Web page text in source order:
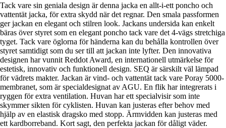
Tack vare sin geniala design är denna jacka en allt-i-ett poncho och
vattentät jacka, för extra skydd när det regnar. Den smala passformen
ger jackan en elegant och stilren look. Jackans undersida kan enkelt
bäras över styret som en elegant poncho tack vare det 4-vägs stretchiga
tyget. Tack vare öglorna för händerna kan du behålla kontrollen över
styret samtidigt som du ser till att jackan inte lyfter. Den innovativa
designen har vunnit Reddot Award, en internationell utmärkelse för
estetisk, innovativ och funktionell design. SEQ är särskilt väl lämpad
för vädrets makter. Jackan är vind- och vattentät tack vare Poray 5000-
membranet, som är specialdesignat av AGU. En flik har integrerats i
ryggen för extra ventilation. Huvan har ett specialvisir som inte
skymmer sikten för cyklisten. Huvan kan justeras efter behov med
hjälp av en elastisk dragsko med stopp. Ärmvidden kan justeras med
ett kardborreband. Kort sagt, den perfekta jackan för dåligt väder.